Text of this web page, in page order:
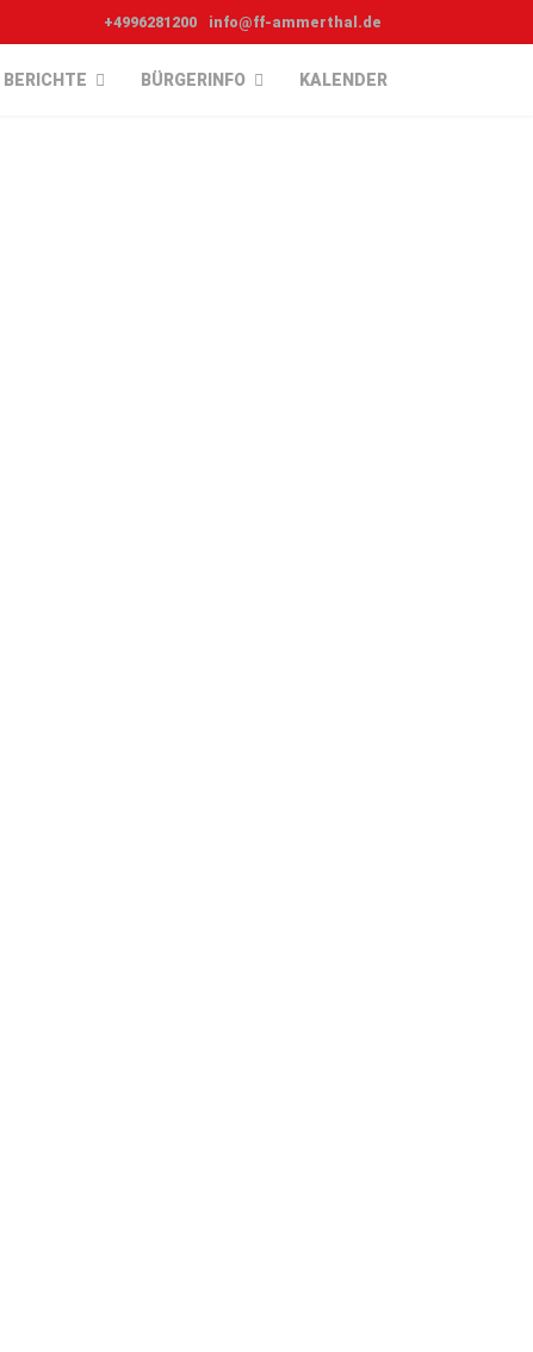
+4996281200 info@ff-ammerthal.de
BERICHTE BÜRGERINFO KALENDER